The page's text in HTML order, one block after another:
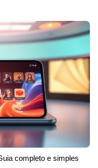
completo e simples